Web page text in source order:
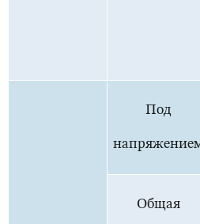
Под
Общая